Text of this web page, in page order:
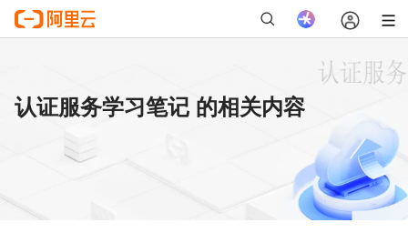
认证服务学习笔记 的相关内容